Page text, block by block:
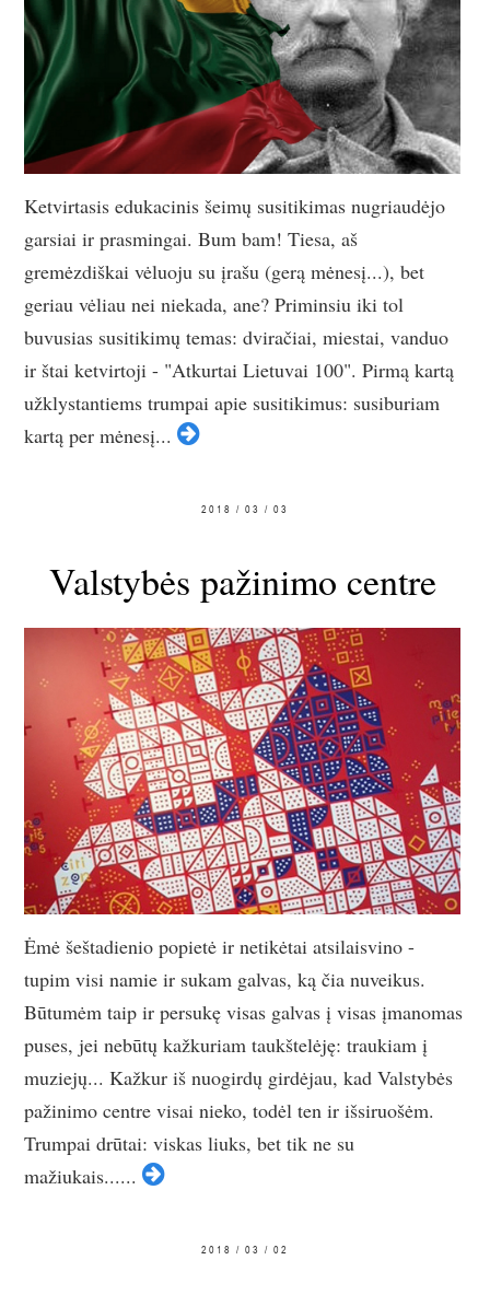
Ketvirtasis edukacinis šeimų susitikimas nugriaudėjo
garsiai ir prasmingai. Bum bam! Tiesa, aš
gremėzdiškai vėluoju su įrašu (gerą mėnesį...), bet
geriau vėliau nei niekada, ane? Priminsiu iki tol
buvusias susitikimų temas: dviračiai, miestai, vanduo
ir štai ketvirtoji - "Atkurtai Lietuvai 100". Pirmą kartą
užklystantiems trumpai apie susitikimus: susiburiam
kartą per mėnesį...
2018 / 03 / 03
Valstybės pažinimo centre
Ėmė šeštadienio popietė ir netikėtai atsilaisvino -
tupim visi namie ir sukam galvas, ką čia nuveikus.
Būtumėm taip ir persukę visas galvas į visas įmanomas
puses, jei nebūtų kažkuriam taukštelėję: traukiam į
muziejų... Kažkur iš nuogirdų girdėjau, kad Valstybės
pažinimo centre visai nieko, todėl ten ir išsiruošėm.
Trumpai drūtai: viskas liuks, bet tik ne su
mažiukais......
2018 / 03 / 02